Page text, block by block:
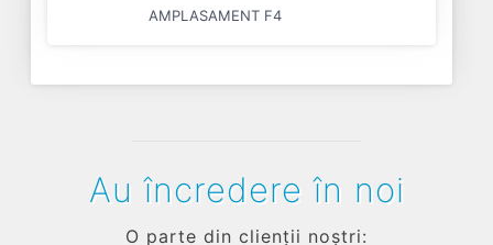
AMPLASAMENT F4
Au încredere în noi
O parte din clienții noștri: